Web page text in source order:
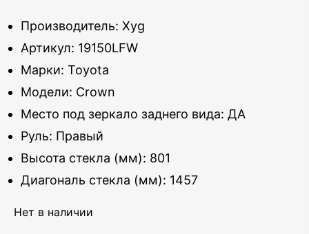
Производитель: Xyg
Артикул: 19150LFW
Марки: Toyota
Модели: Crown
Место под зеркало заднего вида: ДА
Руль: Правый
Высота стекла (мм): 801
Диагональ стекла (мм): 1457
Нет в наличии